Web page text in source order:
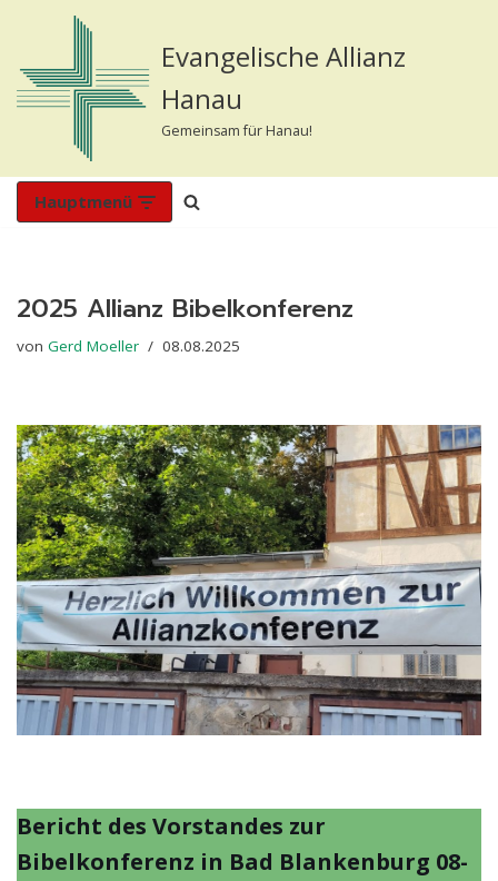
Inhalt
springen
Evangelische Allianz
Hanau
Gemeinsam für Hanau!
Hauptmenü
2025 Allianz Bibelkonferenz
von Gerd Moeller 08.08.2025
Bericht des Vorstandes zur
Bibelkonferenz in Bad Blankenburg 08-